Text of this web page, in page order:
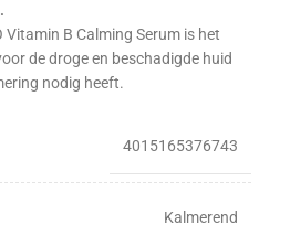
Vitamin B Calming Serum is het
de droge en beschadigde huid
nodig heeft.
4015165376743
Kalmerend